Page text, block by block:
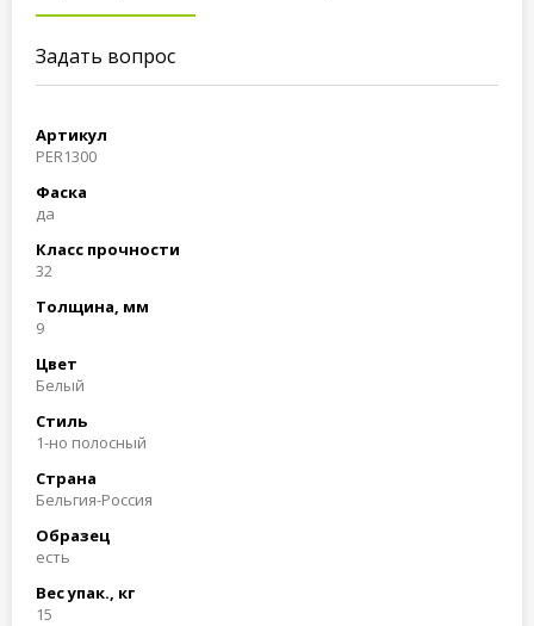
Задать вопрос
Артикул
PER1300
Фаска
да
Класс прочности
32
Толщина, мм
9
Цвет
Белый
Стиль
1-но полосный
Страна
Бельгия-Россия
Образец
есть
Вес упак., кг
15